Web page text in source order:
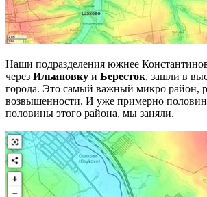
Наши подразделения южнее
через Ильиновку и Бересток, зашли в
города. Это самый важный микро район,
возвышенности. И уже примерно
половины этого района, мы заняли.